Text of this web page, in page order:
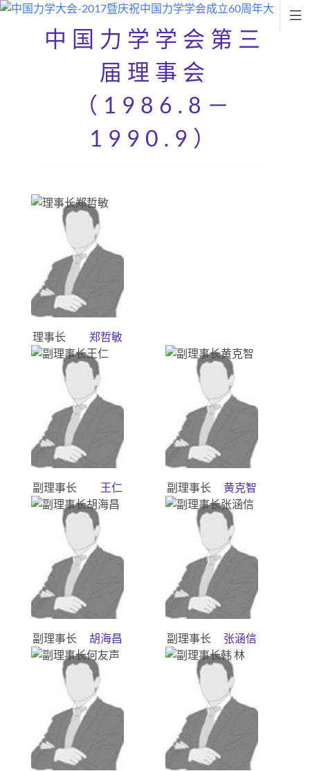

中国力学学会第三
届理事会
（1986.8－
1990.9）
郑哲敏
理事长
王仁
副理事长 黄克智
副理事长
胡海昌
副理事长 张涵信
副理事长